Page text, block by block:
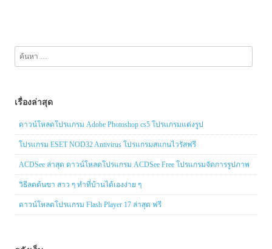
ค้นหา
เรื่องล่าสุด
ดาวน์โหลดโปรแกรม Adobe Photoshop cs5 โปรแกรมแต่งรูป
โปรแกรม ESET NOD32 Antivirus โปรแกรมสแกนไวรัสฟรี
ACDSee ล่าสุด ดาวน์โหลดโปรแกรม ACDSee Free โปรแกรมจัดการรูปภาพ
วิธีลดต้นขา สาว ๆ ทำที่บ้านได้เองง่าย ๆ
ดาวน์โหลดโปรแกรม Flash Player 17 ล่าสุด ฟรี